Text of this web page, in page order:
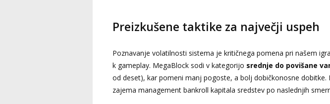
Preizkušene taktike za največji uspeh
Poznavanje volatilnosti sistema je kritičnega pomena pri našem
k gameplay. MegaBlock sodi v kategorijo srednje do povišane
od deset), kar pomeni manj pogoste, a bolj dobičkonosne dobitke.
zajema management bankroll kapitala sredstev po naslednjih